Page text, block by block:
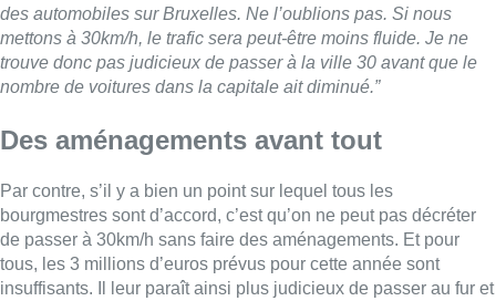
des automobiles sur Bruxelles. Ne l’oublions pas. Si nous
mettons à 30km/h, le trafic sera peut-être moins fluide. Je ne
trouve donc pas judicieux de passer à la ville 30 avant que le
nombre de voitures dans la capitale ait diminué.”
Des aménagements avant tout
Par contre, s’il y a bien un point sur lequel tous les
bourgmestres sont d’accord, c’est qu’on ne peut pas décréter
de passer à 30km/h sans faire des aménagements. Et pour
tous, les 3 millions d’euros prévus pour cette année sont
insuffisants. Il leur paraît ainsi plus judicieux de passer au fur et